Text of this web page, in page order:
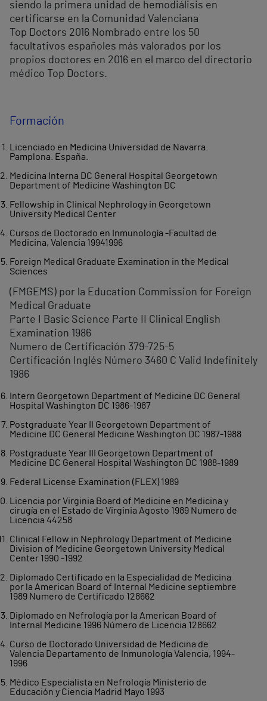
siendo la primera unidad de hemodiálisis en
certificarse en la Comunidad Valenciana
Top Doctors 2016 Nombrado entre los 50
facultativos españoles más valorados por los
propios doctores en 2016 en el marco del directorio
médico Top Doctors.
Formación
Licenciado en Medicina Universidad de Navarra.
Pamplona. España.
Medicina Interna DC General Hospital Georgetown
Department of Medicine Washington DC
Fellowship in Clinical Nephrology in Georgetown
University Medical Center
Cursos de Doctorado en Inmunología -Facultad de
Medicina, Valencia 1994­1996
Foreign Medical Graduate Examination in the Medical
Sciences
(FMGEMS) por la Education Commission for Foreign
Medical Graduate
Parte I Basic Science Parte II Clinical English
Examination 1986
Numero de Certificación 379-725-5
Certificación Inglés Número 3460 C Valid Indefinitely
1986
Intern Georgetown Department of Medicine DC General
Hospital Washington DC 1986-1987
Postgraduate Year II Georgetown Department of
Medicine DC General Medicine Washington DC 1987-1988
Postgraduate Year III Georgetown Department of
Medicine DC General Hospital Washington DC 1988-1989
Federal License Examination (FLEX) 1989
Licencia por Virginia Board of Medicine en Medicina y
cirugía en el Estado de Virginia Agosto 1989 Numero de
Licencia 44258
Clinical Fellow in Nephrology Department of Medicine
Division of Medicine Georgetown University Medical
Center 1990 -1992
Diplomado Certificado en la Especialidad de Medicina
por la American Board of Internal Medicine septiembre
1989 Numero de Certificado 128662
Diplomado en Nefrología por la American Board of
Internal Medicine 1996 Número de Licencia 128662
Curso de Doctorado Universidad de Medicina de
Valencia Departamento de Inmunología Valencia, 1994-
1996
Médico Especialista en Nefrología Ministerio de
Educación y Ciencia Madrid Mayo 1993